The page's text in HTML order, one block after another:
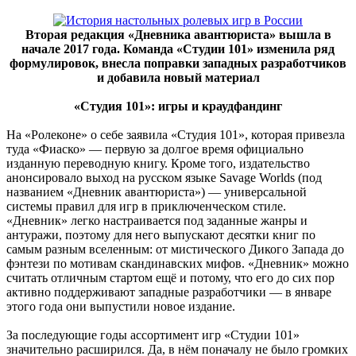
Вторая редакция «Дневника авантюриста» вышла в
начале 2017 года. Команда «Студии 101» изменила ряд
формулировок, внесла поправки западных разработчиков
и добавила новый материал
«Студия 101»: игры и краудфандинг
На «Ролеконе» о себе заявила «Студия 101», которая привезла
туда «Фиаско» — первую за долгое время официально
изданную переводную книгу. Кроме того, издательство
анонсировало выход на русском языке Savage Worlds (под
названием «Дневник авантюриста») — универсальной
системы правил для игр в приключенческом стиле.
«Дневник» легко настраивается под заданные жанры и
антуражи, поэтому для него выпускают десятки книг по
самым разным вселенным: от мистического Дикого Запада до
фэнтези по мотивам скандинавских мифов. «Дневник» можно
считать отличным стартом ещё и потому, что его до сих пор
активно поддерживают западные разработчики — в январе
этого года они выпустили новое издание.
За последующие годы ассортимент игр «Студии 101»
значительно расширился. Да, в нём поначалу не было громких